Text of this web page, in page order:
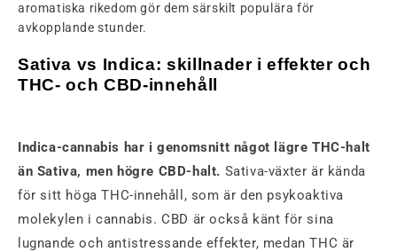
aromatiska rikedom gör dem särskilt populära för
avkopplande stunder.
Sativa vs Indica: skillnader i effekter och
THC- och CBD-innehåll
Indica-cannabis har i genomsnitt något lägre THC-halt
än Sativa, men högre CBD-halt. Sativa-växter är kända
för sitt höga THC-innehåll, som är den psykoaktiva
molekylen i cannabis. CBD är också känt för sina
lugnande och antistressande effekter, medan THC är